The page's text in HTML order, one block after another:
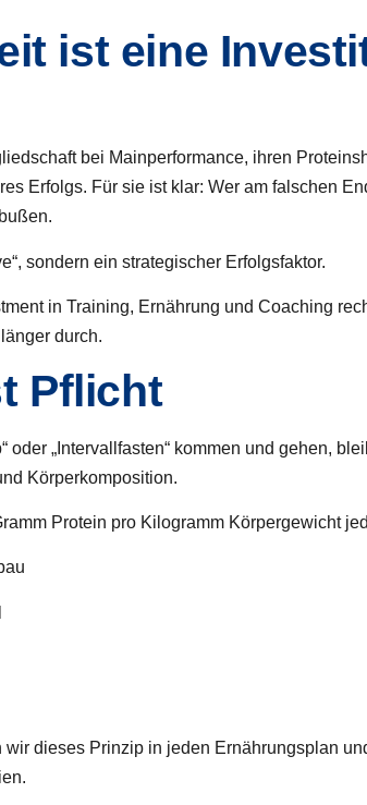
ist eine
bei Mainperformance, ihren
Erfolgs. Für sie ist klar: Wer am falschen
sondern ein strategischer Erfolgsfaktor.
in Training, Ernährung und Coaching
durch.
Pflicht
oder „Intervallfasten“ kommen und gehen,
Körperkomposition.
Protein pro Kilogramm Körpergewicht
wir dieses Prinzip in jeden Ernährungsplan